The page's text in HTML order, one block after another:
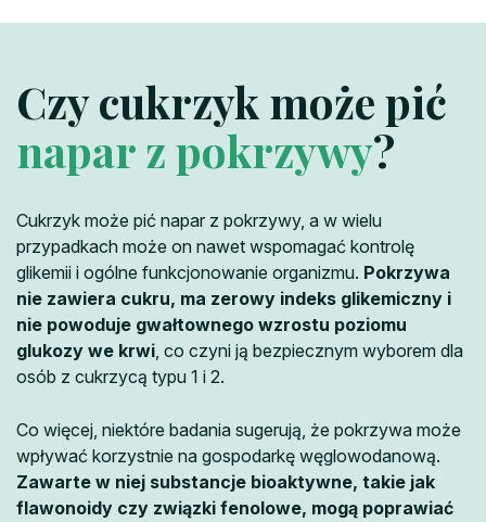
Czy cukrzyk może pić
napar z pokrzywy?
Cukrzyk może pić napar z pokrzywy, a w wielu
przypadkach może on nawet wspomagać kontrolę
glikemii i ogólne funkcjonowanie organizmu. Pokrzywa
nie zawiera cukru, ma zerowy indeks glikemiczny i
nie powoduje gwałtownego wzrostu poziomu
glukozy we krwi , co czyni ją bezpiecznym wyborem dla
osób z cukrzycą typu 1 i 2.
Co więcej, niektóre badania sugerują, że pokrzywa może
wpływać korzystnie na gospodarkę węglowodanową.
Zawarte w niej substancje bioaktywne, takie jak
flawonoidy czy związki fenolowe, mogą poprawiać